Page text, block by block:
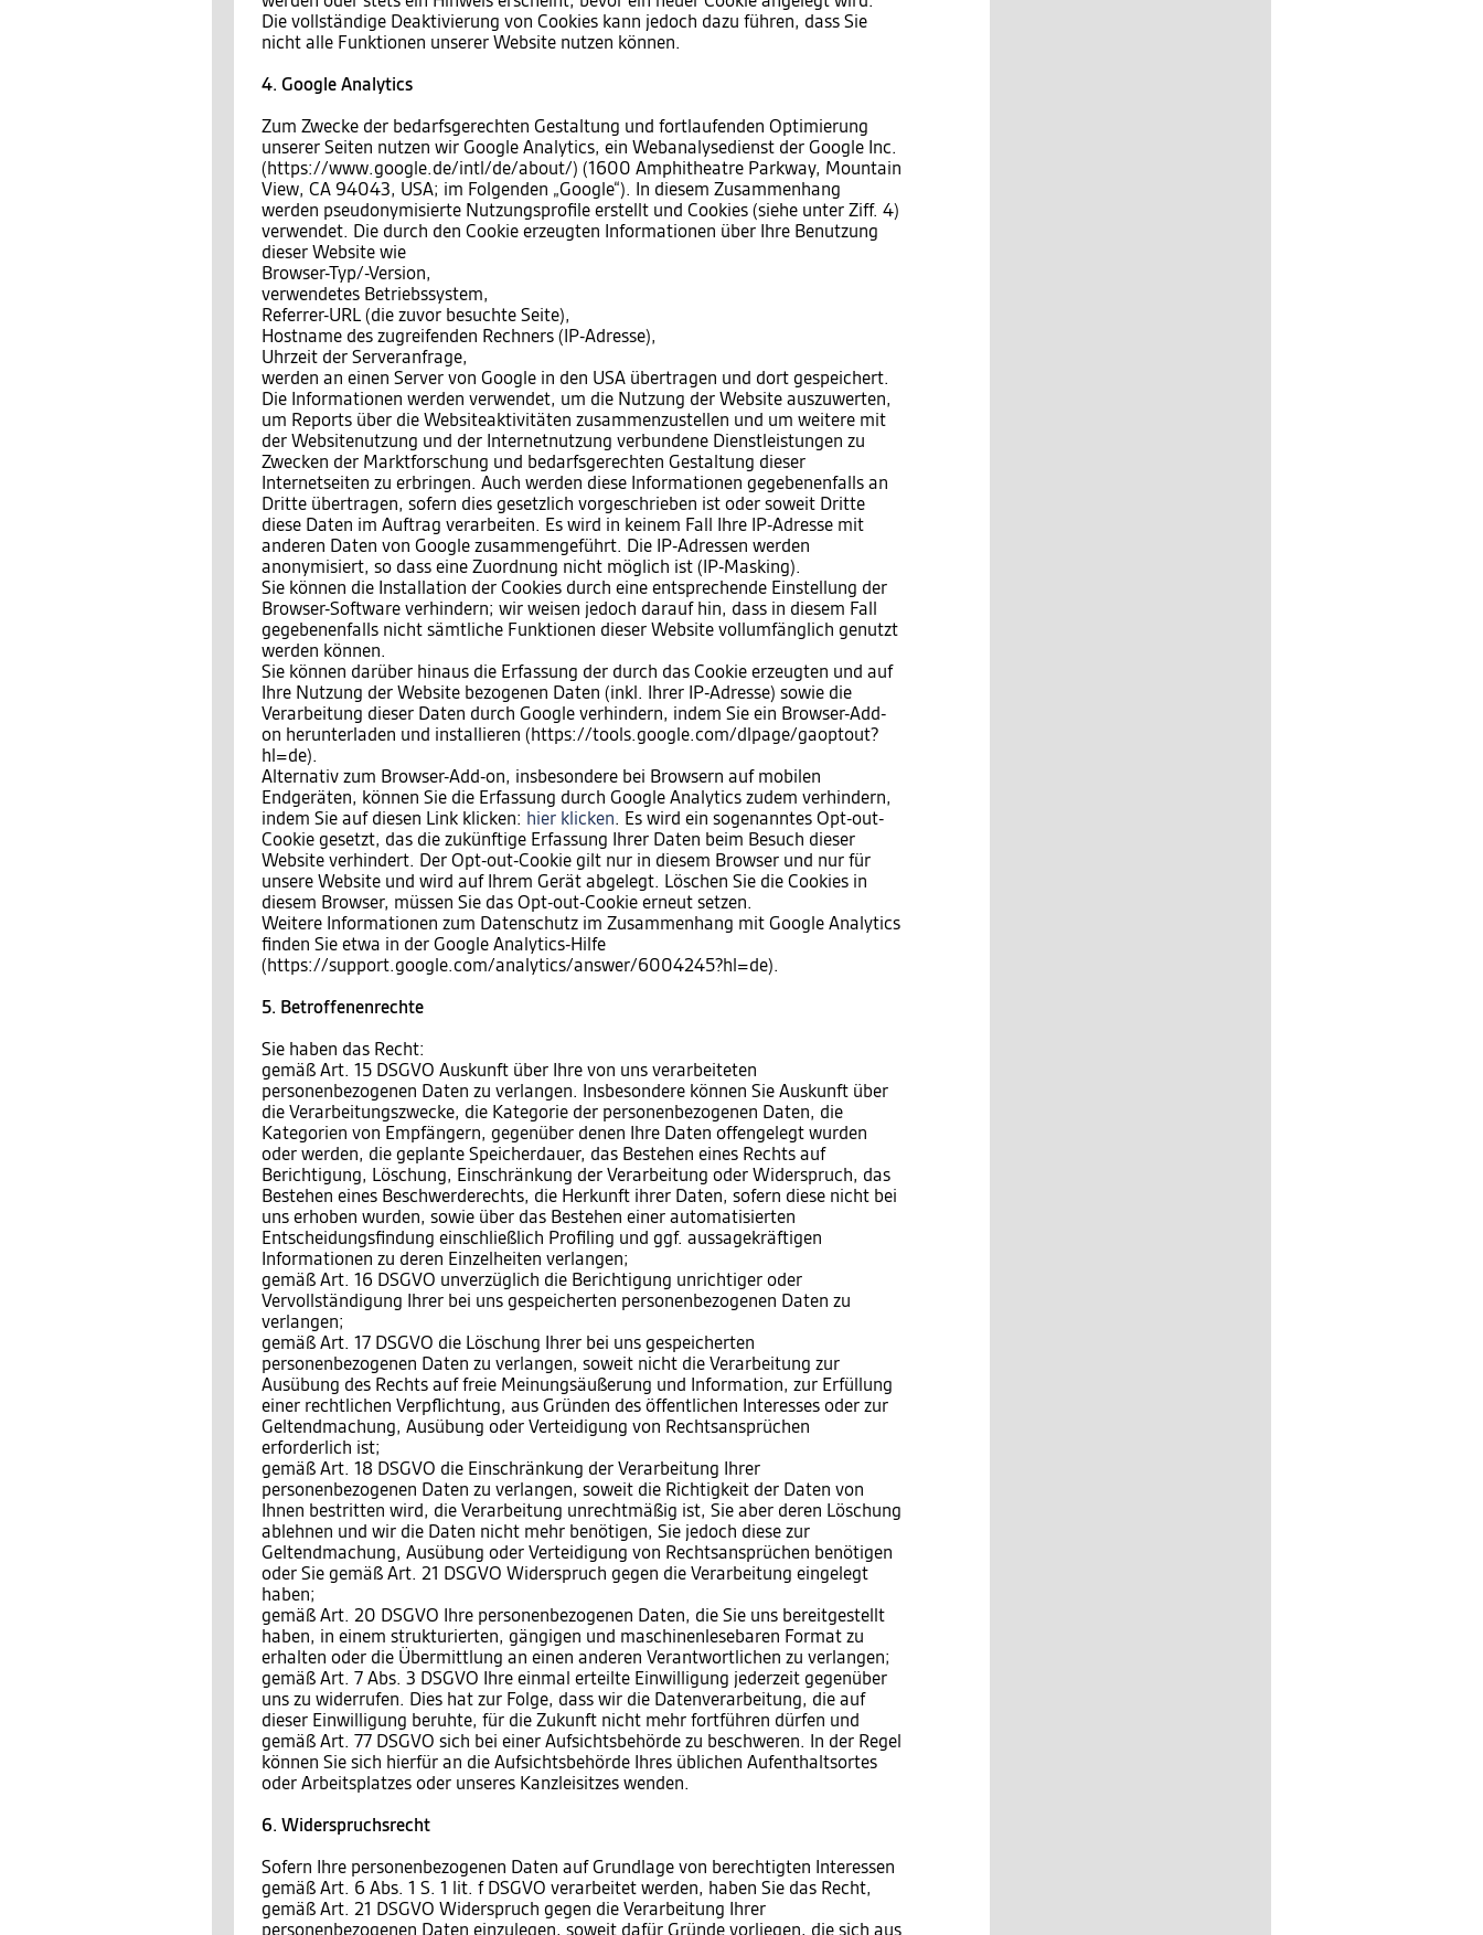
Die vollständige Deaktivierung von Cookies kann jedoch dazu führen, dass Sie
nicht alle Funktionen unserer Website nutzen können.
4. Google Analytics
Zum Zwecke der bedarfsgerechten Gestaltung und fortlaufenden Optimierung
unserer Seiten nutzen wir Google Analytics, ein Webanalysedienst der Google Inc.
(https://www.google.de/intl/de/about/) (1600 Amphitheatre Parkway, Mountain
View, CA 94043, USA; im Folgenden „Google“). In diesem Zusammenhang
werden pseudonymisierte Nutzungsprofile erstellt und Cookies (siehe unter Ziff. 4)
verwendet. Die durch den Cookie erzeugten Informationen über Ihre Benutzung
dieser Website wie
Browser-Typ/-Version,
verwendetes Betriebssystem,
Referrer-URL (die zuvor besuchte Seite),
Hostname des zugreifenden Rechners (IP-Adresse),
Uhrzeit der Serveranfrage,
werden an einen Server von Google in den USA übertragen und dort gespeichert.
Die Informationen werden verwendet, um die Nutzung der Website auszuwerten,
um Reports über die Websiteaktivitäten zusammenzustellen und um weitere mit
der Websitenutzung und der Internetnutzung verbundene Dienstleistungen zu
Zwecken der Marktforschung und bedarfsgerechten Gestaltung dieser
Internetseiten zu erbringen. Auch werden diese Informationen gegebenenfalls an
Dritte übertragen, sofern dies gesetzlich vorgeschrieben ist oder soweit Dritte
diese Daten im Auftrag verarbeiten. Es wird in keinem Fall Ihre IP-Adresse mit
anderen Daten von Google zusammengeführt. Die IP-Adressen werden
anonymisiert, so dass eine Zuordnung nicht möglich ist (IP-Masking).
Sie können die Installation der Cookies durch eine entsprechende Einstellung der
Browser-Software verhindern; wir weisen jedoch darauf hin, dass in diesem Fall
gegebenenfalls nicht sämtliche Funktionen dieser Website vollumfänglich genutzt
werden können.
Sie können darüber hinaus die Erfassung der durch das Cookie erzeugten und auf
Ihre Nutzung der Website bezogenen Daten (inkl. Ihrer IP-Adresse) sowie die
Verarbeitung dieser Daten durch Google verhindern, indem Sie ein Browser-Add-
on herunterladen und installieren (https://tools.google.com/dlpage/gaoptout?
hl=de).
Alternativ zum Browser-Add-on, insbesondere bei Browsern auf mobilen
Endgeräten, können Sie die Erfassung durch Google Analytics zudem verhindern,
indem Sie auf diesen Link klicken: hier klicken. Es wird ein sogenanntes Opt-out-
Cookie gesetzt, das die zukünftige Erfassung Ihrer Daten beim Besuch dieser
Website verhindert. Der Opt-out-Cookie gilt nur in diesem Browser und nur für
unsere Website und wird auf Ihrem Gerät abgelegt. Löschen Sie die Cookies in
diesem Browser, müssen Sie das Opt-out-Cookie erneut setzen.
Weitere Informationen zum Datenschutz im Zusammenhang mit Google Analytics
finden Sie etwa in der Google Analytics-Hilfe
(https://support.google.com/analytics/answer/6004245?hl=de).
5. Betroffenenrechte
Sie haben das Recht:
gemäß Art. 15 DSGVO Auskunft über Ihre von uns verarbeiteten
personenbezogenen Daten zu verlangen. Insbesondere können Sie Auskunft über
die Verarbeitungszwecke, die Kategorie der personenbezogenen Daten, die
Kategorien von Empfängern, gegenüber denen Ihre Daten offengelegt wurden
oder werden, die geplante Speicherdauer, das Bestehen eines Rechts auf
Berichtigung, Löschung, Einschränkung der Verarbeitung oder Widerspruch, das
Bestehen eines Beschwerderechts, die Herkunft ihrer Daten, sofern diese nicht bei
uns erhoben wurden, sowie über das Bestehen einer automatisierten
Entscheidungsfindung einschließlich Profiling und ggf. aussagekräftigen
Informationen zu deren Einzelheiten verlangen;
gemäß Art. 16 DSGVO unverzüglich die Berichtigung unrichtiger oder
Vervollständigung Ihrer bei uns gespeicherten personenbezogenen Daten zu
verlangen;
gemäß Art. 17 DSGVO die Löschung Ihrer bei uns gespeicherten
personenbezogenen Daten zu verlangen, soweit nicht die Verarbeitung zur
Ausübung des Rechts auf freie Meinungsäußerung und Information, zur Erfüllung
einer rechtlichen Verpflichtung, aus Gründen des öffentlichen Interesses oder zur
Geltendmachung, Ausübung oder Verteidigung von Rechtsansprüchen
erforderlich ist;
gemäß Art. 18 DSGVO die Einschränkung der Verarbeitung Ihrer
personenbezogenen Daten zu verlangen, soweit die Richtigkeit der Daten von
Ihnen bestritten wird, die Verarbeitung unrechtmäßig ist, Sie aber deren Löschung
ablehnen und wir die Daten nicht mehr benötigen, Sie jedoch diese zur
Geltendmachung, Ausübung oder Verteidigung von Rechtsansprüchen benötigen
oder Sie gemäß Art. 21 DSGVO Widerspruch gegen die Verarbeitung eingelegt
haben;
gemäß Art. 20 DSGVO Ihre personenbezogenen Daten, die Sie uns bereitgestellt
haben, in einem strukturierten, gängigen und maschinenlesebaren Format zu
erhalten oder die Übermittlung an einen anderen Verantwortlichen zu verlangen;
gemäß Art. 7 Abs. 3 DSGVO Ihre einmal erteilte Einwilligung jederzeit gegenüber
uns zu widerrufen. Dies hat zur Folge, dass wir die Datenverarbeitung, die auf
dieser Einwilligung beruhte, für die Zukunft nicht mehr fortführen dürfen und
gemäß Art. 77 DSGVO sich bei einer Aufsichtsbehörde zu beschweren. In der Regel
können Sie sich hierfür an die Aufsichtsbehörde Ihres üblichen Aufenthaltsortes
oder Arbeitsplatzes oder unseres Kanzleisitzes wenden.
6. Widerspruchsrecht
Sofern Ihre personenbezogenen Daten auf Grundlage von berechtigten Interessen
gemäß Art. 6 Abs. 1 S. 1 lit. f DSGVO verarbeitet werden, haben Sie das Recht,
gemäß Art. 21 DSGVO Widerspruch gegen die Verarbeitung Ihrer
personenbezogenen Daten einzulegen, soweit dafür Gründe vorliegen, die sich aus